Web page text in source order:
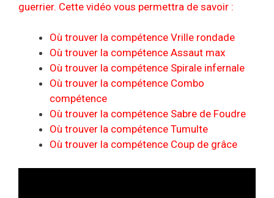
guerrier. Cette vidéo vous permettra de savoir :
Où trouver la compétence Vrille rondade
Où trouver la compétence Assaut max
Où trouver la compétence Spirale infernale
Où trouver la compétence Combo
compétence
Où trouver la compétence Sabre de Foudre
Où trouver la compétence Tumulte
Où trouver la compétence Coup de grâce